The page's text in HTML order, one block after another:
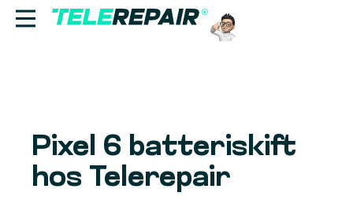
Find butik
Pixel 6 batteriskift
hos Telerepair